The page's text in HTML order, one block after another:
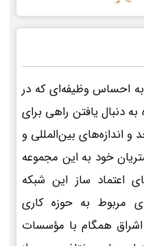
احساس وظیفه‌ای که در
دنبال یافتن راهی برای
و اندازه‌های بین‌المللی و
خود به این مجموعه
اعتماد ساز این شبکه
مربوط به حوزه کاری
همگام با مؤسسات